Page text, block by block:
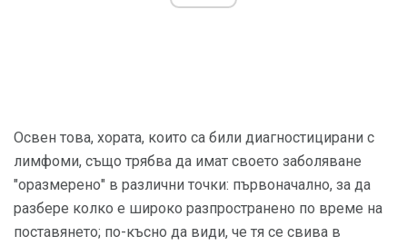
Освен това, хората, които са били диагностицирани с
лимфоми, също трябва да имат своето заболяване
"оразмерено" в различни точки: първоначално, за да
разбере колко е широко разпространено по време на
поставянето; по-късно да види, че тя се свива в